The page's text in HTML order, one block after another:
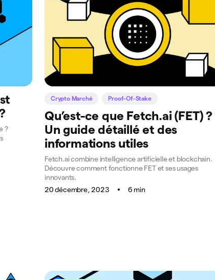
?
Crypto Marché Proof-Of-Stake
Qu’est-ce que Fetch.ai (FET) ?
Un guide détaillé et des
informations utiles
Fetch.ai combine intelligence artificielle et blockchain.
Découvre comment fonctionne FET et ses usages
innovants.
20 décembre, 2023
6 min